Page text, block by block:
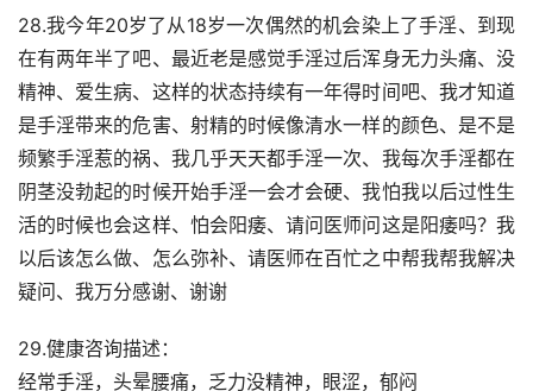
28.我今年20岁了从18岁一次偶然的机会染上了手淫、到现
在有两年半了吧、最近老是感觉手淫过后浑身无力头痛、没
精神、爱生病、这样的状态持续有一年得时间吧、我才知道
是手淫带来的危害、射精的时候像清水一样的颜色、是不是
频繁手淫惹的祸、我几乎天天都手淫一次、我每次手淫都在
阴茎没勃起的时候开始手淫一会才会硬、我怕我以后过性生
活的时候也会这样、怕会阳痿、请问医师问这是阳痿吗？我
以后该怎么做、怎么弥补、请医师在百忙之中帮我帮我解决
疑问、我万分感谢、谢谢
29.健康咨询描述：
经常手淫，头晕腰痛，乏力没精神，眼涩，郁闷